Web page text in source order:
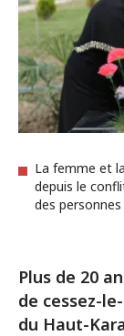
La femme et
depuis le
des personnes
Plus de 20
de cessez-
du Haut-